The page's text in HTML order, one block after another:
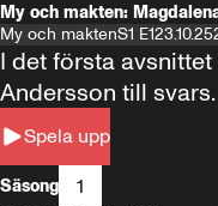
My och makten:
My och maktenS1 E123.10.25
Spela upp
I det första
Andersson till svars.
Säsong 1